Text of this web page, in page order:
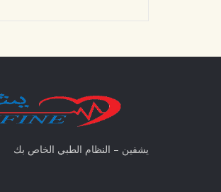
يشفين – النظام الطبي الخاص بك